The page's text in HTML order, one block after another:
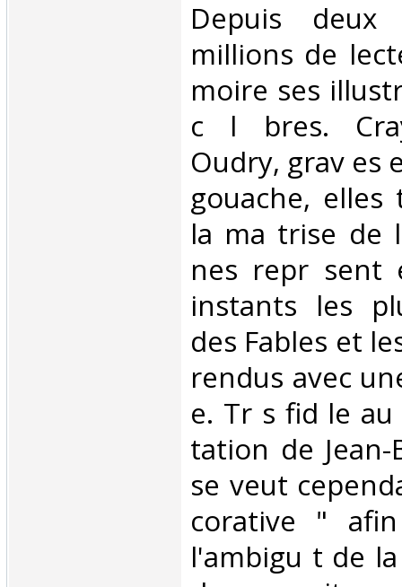
Depuis
millions de
moire ses
c l bres.
Oudry, grav es
gouache,
la ma trise de
nes repr sent
instants les
des Fables et
rendus avec
e. Tr s fid le
tation de
se veut
corative "
l'ambigu t de